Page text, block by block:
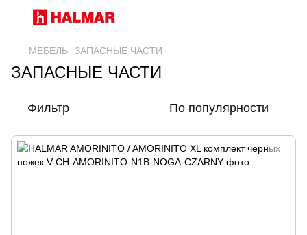
МЕБЕЛЬ ЗАПАСНЫЕ ЧАСТИ
ЗАПАСНЫЕ ЧАСТИ
Фильтр По популярности